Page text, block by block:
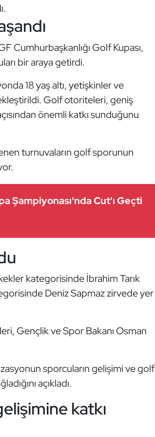
Cumhurbaşkanlığı Golf Kupası,
bir araya getirdi.
18 yaş altı, yetişkinler ve
Golf otoriteleri, geniş
önemli katkı sunduğunu
turnuvaların golf sporunun
Şampiyonası'nda Cut'ı Geçti
kategorisinde İbrahim Tarık
Deniz Sapmaz zirvede yer
Gençlik ve Spor Bakanı Osman
sporcuların gelişimi ve golf
açıkladı.
katkı